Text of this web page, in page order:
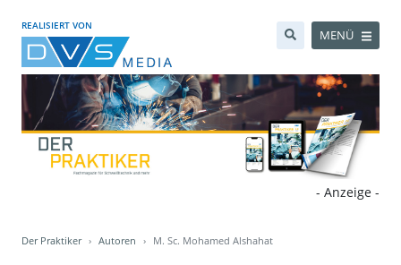
REALISIERT VON
MENÜ
- Anzeige -
Der Praktiker Autoren M. Sc. Mohamed Alshahat